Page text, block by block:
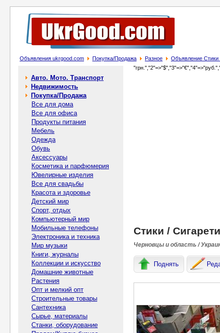
Объявления ukrgood.com Покупка/Продажа Разное Объявление Стики
Авто. Мото. Транспорт
Недвижимость
Покупка/Продажа
Все для дома
Все для офиса
Продукты питания
Мебель
Одежда
Обувь
Аксессуары
Косметика и парфюмерия
Ювелирные изделия
Все для свадьбы
Красота и здоровье
Детский мир
Спорт, отдых
Компьютерный мир
Мобильные телефоны
Электроника и техника
Мир музыки
Книги, журналы
Коллекции и искусство
Домашние животные
Растения
Опт и мелкий опт
Строительные товары
Сантехника
Сырье, материалы
Станки, оборудование
Стики /
Черновцы и область /
Поднять